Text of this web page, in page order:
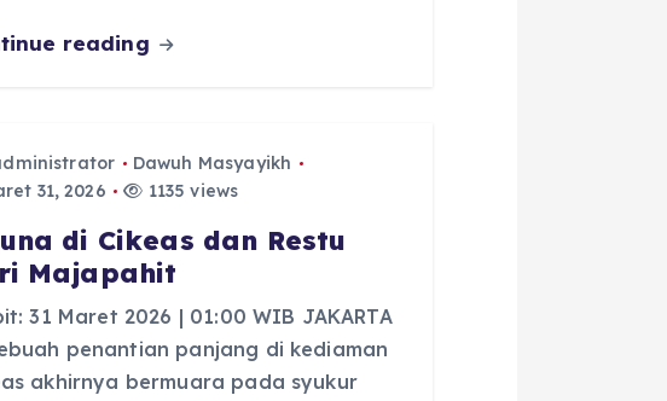
reading
Dawuh Masyayikh
31, 2026
1135 views
di Cikeas dan Restu
Majapahit
31 Maret 2026 | 01:00 WIB JAKARTA
penantian panjang di kediaman
akhirnya bermuara pada syukur